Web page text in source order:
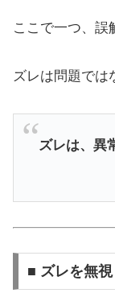
ここで一つ、誤
ズレは問題では
ズレは、異
■ ズレを無